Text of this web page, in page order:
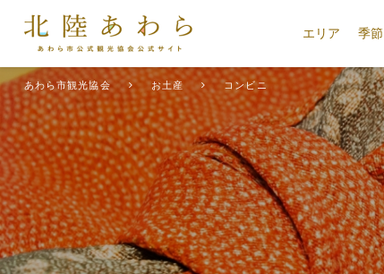
エリア 季節
あわら市観光協会 お土産 コンビニ